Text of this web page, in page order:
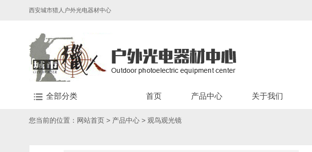
西安城市猎人户外光电器材中心
全部分类 首页 产品中心 关于我们
您当前的位置： 网站首页 > 产品中心 > 观鸟观光镜